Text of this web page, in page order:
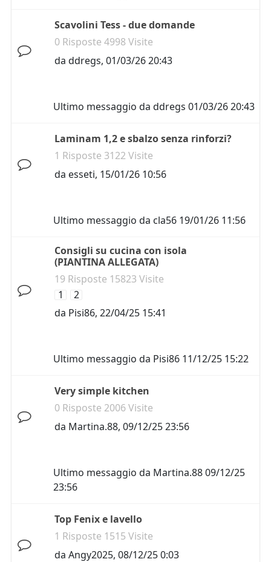
Scavolini Tess - due domande
0 Risposte 4998 Visite
da ddregs, 01/03/26 20:43
Ultimo messaggio da ddregs 01/03/26 20:43
Laminam 1,2 e sbalzo senza rinforzi?
1 Risposte 3122 Visite
da esseti, 15/01/26 10:56
Ultimo messaggio da cla56 19/01/26 11:56
Consigli su cucina con isola
(PIANTINA ALLEGATA)
19 Risposte 15823 Visite
1
2
da Pisi86, 22/04/25 15:41
Ultimo messaggio da Pisi86 11/12/25 15:22
Very simple kitchen
0 Risposte 2006 Visite
da Martina.88, 09/12/25 23:56
Ultimo messaggio da Martina.8809/12/25
23:56
Top Fenix e lavello
1 Risposte 1515 Visite
da Angy2025, 08/12/25 0:03